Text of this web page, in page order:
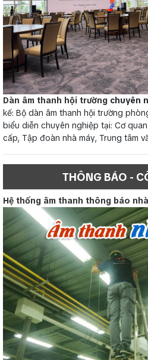
Dàn âm thanh hội trường chuyên
kế: Bộ dàn âm thanh hội trường
biểu diễn chuyên nghiệp tại: Cơ
cấp, Tập đoàn nhà máy, Trung tâm
THÔNG BÁO -
Hệ thống âm thanh thông báo